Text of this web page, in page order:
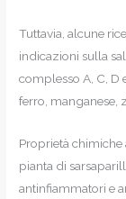
Tuttavia, alcune
indicazioni sulla
complesso A, C, D
ferro, manganese,
Proprietà chimiche
pianta di
antinfiammatori e